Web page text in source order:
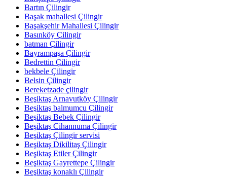
Bartın Çilingir
Başak mahallesi Çilingir
Başakşehir Mahallesi Çilingir
Basınköy Çilingir
batman Çilingir
Bayrampaşa Çilingir
Bedrettin Çilingir
bekbele Çilingir
Belsin Çilingir
Bereketzade çilingir
Beşiktaş Arnavutköy Çilingir
Beşiktaş balmumcu Çilingir
Beşiktaş Bebek Çilingir
Beşiktaş Cihannuma Çilingir
Beşiktaş Çilingir servisi
Beşiktaş Dikilitaş Çilingir
Beşiktaş Etiler Çilingir
Beşiktaş Gayrettepe Çilingir
Beşiktaş konaklı Çilingir